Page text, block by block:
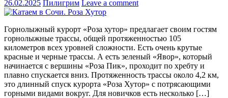
26.02.2025 Пилигрим Leave a comment
Горнолыжный курорт «Роза хутор» предлагает своим гостям
горнолыжные трассы, общей протяженностью 105
километров всех уровней сложности. Есть очень крутые
красные и черные трассы. А есть зеленый «Явор», который
начинается с вершины «Роза Пик», проходит по хребту и
плавно спускается вниз. Протяженность трассы около 4,2 км,
это длинный спуск курорта «Роза Хутор» с потрясающими
горными видами вокруг. Для новичков есть несколько […]